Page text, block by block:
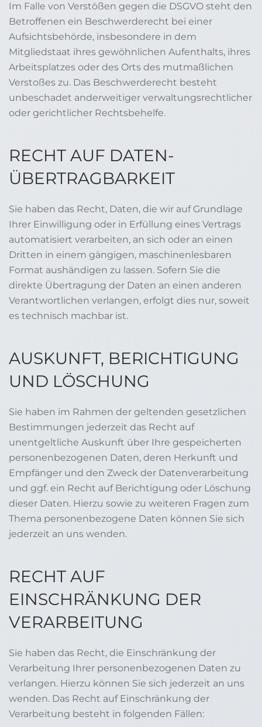
Im Falle von Verstößen gegen die DSGVO steht den
Betroffenen ein Beschwerderecht bei einer
Aufsichtsbehörde, insbesondere in dem
Mitgliedstaat ihres gewöhnlichen Aufenthalts, ihres
Arbeitsplatzes oder des Orts des mutmaßlichen
Verstoßes zu. Das Beschwerderecht besteht
unbeschadet anderweitiger verwaltungsrechtlicher
oder gerichtlicher Rechtsbehelfe.
RECHT AUF DATEN­
ÜBERTRAG­BARKEIT
Sie haben das Recht, Daten, die wir auf Grundlage
Ihrer Einwilligung oder in Erfüllung eines Vertrags
automatisiert verarbeiten, an sich oder an einen
Dritten in einem gängigen, maschinenlesbaren
Format aushändigen zu lassen. Sofern Sie die
direkte Übertragung der Daten an einen anderen
Verantwortlichen verlangen, erfolgt dies nur, soweit
es technisch machbar ist.
AUSKUNFT, BERICHTIGUNG
UND LÖSCHUNG
Sie haben im Rahmen der geltenden gesetzlichen
Bestimmungen jederzeit das Recht auf
unentgeltliche Auskunft über Ihre gespeicherten
personenbezogenen Daten, deren Herkunft und
Empfänger und den Zweck der Datenverarbeitung
und ggf. ein Recht auf Berichtigung oder Löschung
dieser Daten. Hierzu sowie zu weiteren Fragen zum
Thema personenbezogene Daten können Sie sich
jederzeit an uns wenden.
RECHT AUF
EINSCHRÄNKUNG DER
VERARBEITUNG
Sie haben das Recht, die Einschränkung der
Verarbeitung Ihrer personenbezogenen Daten zu
verlangen. Hierzu können Sie sich jederzeit an uns
wenden. Das Recht auf Einschränkung der
Verarbeitung besteht in folgenden Fällen: